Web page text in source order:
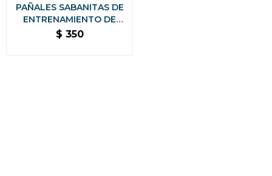
PAÑALES SABANITAS DE
ENTRENAMIENTO DE
MASCOTAS CAPITAS 10
$ 350